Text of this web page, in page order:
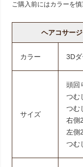
ご購入前にはカラーを
ヘアコサー
カラー 3D
サイズ
頭回
つむ
つむ
右側
左側
つむ